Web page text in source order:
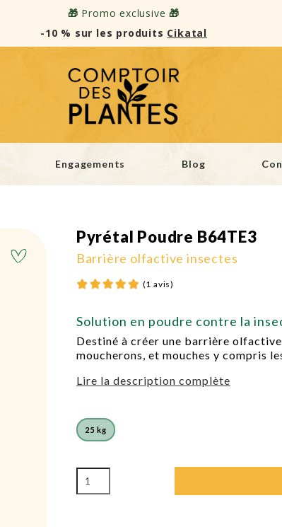
🎁 Promo exclusive🎁
-10 % sur les produits Cikatal
Engagements Blog
Pyrétal Poudre B64TE3
Barrière olfactive insectes
(1 avis)
Solution en poudre contre la
Destiné à créer une barrière
moucherons, et mouches y compris
Lire la description complète
25 kg